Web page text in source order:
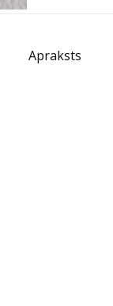
Apraksts